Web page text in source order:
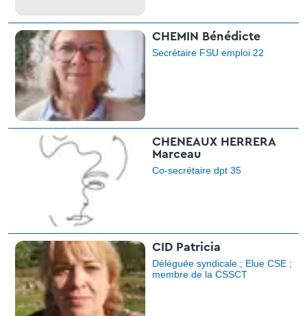
CHEMIN Bénédicte
Secrétaire FSU emploi 22
CHENEAUX HERRERA
Marceau
Co-secrétaire dpt 35
CID Patricia
Déléguée syndicale ; Elue CSE ;
membre de la CSSCT